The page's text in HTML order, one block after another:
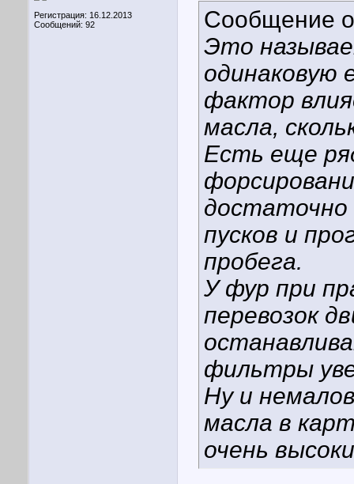
Регистрация: 16.12.2013
Сообщений: 92
Сообщение
Это
одинаковую
фактор
масла,
Есть еще
достаточно
пусков и
пробега.
У фур при
перевозок
фильтры
Ну и
масла в
очень